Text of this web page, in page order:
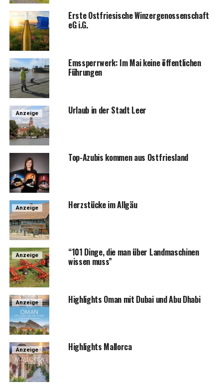
Ers­te Ost­frie­si­sche Win­zer­ge­nos­sen­schaft
eG i.G.
Ems­sperr­werk: Im Mai kei­ne öffent­li­chen
Führungen
Anzeige Urlaub in der Stadt Leer
Top-Azu­bis kom­men aus Ostfriesland
Anzeige Herz­stü­cke im Allgäu
Anzeige “101 Din­ge, die man über Land­ma­schi­nen
wis­sen muss”
Anzeige High­lights Oman mit Dubai und Abu Dhabi
Anzeige High­lights Mallorca